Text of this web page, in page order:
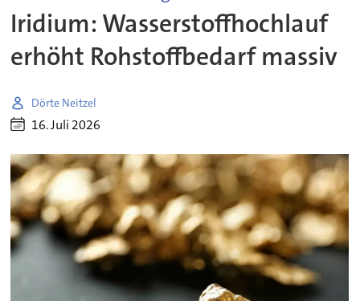
Iridium: Wasserstoffhochlauf
erhöht Rohstoffbedarf massiv
Dörte Neitzel
16. Juli 2026